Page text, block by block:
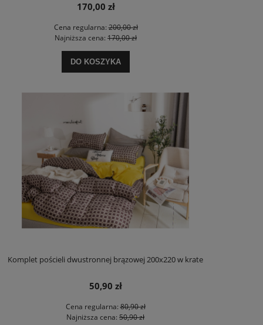
170,00 zł
Cena regularna:200,00 zł
Najniższa cena: 170,00 zł
DO KOSZYKA
Komplet pościeli dwustronnej brązowej 200x220 w krate
50,90 zł
Cena regularna:80,90 zł
Najniższa cena: 50,90 zł